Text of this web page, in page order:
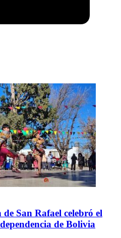
San Rafael celebró el
de Bolivia